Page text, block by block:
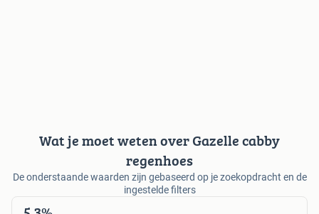
Wat je moet weten over Gazelle cabby
regenhoes
De onderstaande waarden zijn gebaseerd op je zoekopdracht en de
ingestelde filters